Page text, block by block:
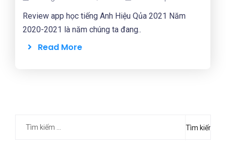
Review app học tiếng Anh Hiệu Qủa 2021 Năm
2020-2021 là năm chúng ta đang..
Read More
Tìm